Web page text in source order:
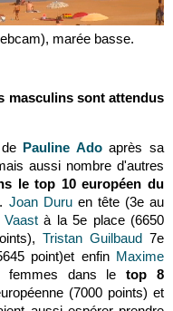
marée basse.
masculins sont attendus
Pauline Adoaprès sa
aussi nombre d'autres
le top 10 européen du
. Joan Duruen tête (3e au
Vaast à la 5e place (6650
Tristan Guilbaud 7e
point)et enfin Maxime
femmes dans le top 8
(7000 points) et